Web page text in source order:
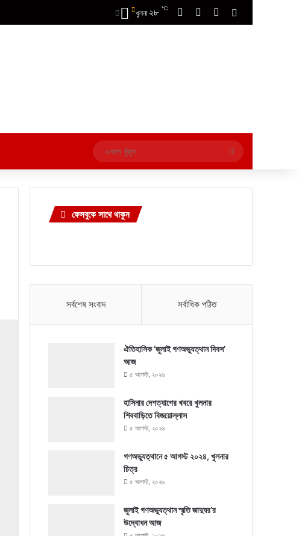
খুলনা ২৮ ℃ Facebook YouTube
এখানে
খুঁজুন
ফেসবুকে সাথে থাকুন
সর্বশেষ সংবাদ সর্বাধিক পঠিত
ঐতিহাসিক ‘জুলাই গণঅভ্যুত্থান দিবস’
আজ
৫ আগস্ট, ২০২৬
হাসিনার দেশত্যাগের খবরে খুলনার
শিববাড়িতে বিজয়োল্লাস
৫ আগস্ট, ২০২৬
গণঅভ্যুত্থানে ৫ আগস্ট ২০২৪, খুলনার
চিত্র
৫ আগস্ট, ২০২৬
জুলাই গণঅভ্যুত্থান স্মৃতি জাদুঘর’র
উদ্বোধন আজ